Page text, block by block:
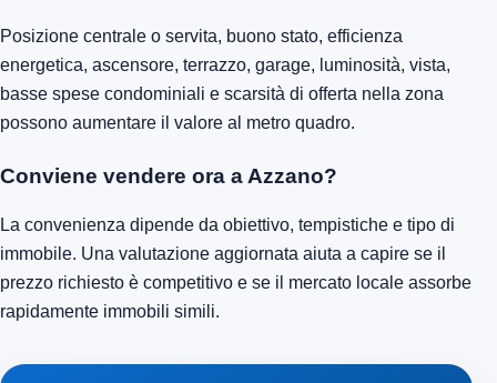
Posizione centrale o servita, buono stato, efficienza
energetica, ascensore, terrazzo, garage, luminosità, vista,
basse spese condominiali e scarsità di offerta nella zona
possono aumentare il valore al metro quadro.
Conviene vendere ora a Azzano?
La convenienza dipende da obiettivo, tempistiche e tipo di
immobile. Una valutazione aggiornata aiuta a capire se il
prezzo richiesto è competitivo e se il mercato locale assorbe
rapidamente immobili simili.